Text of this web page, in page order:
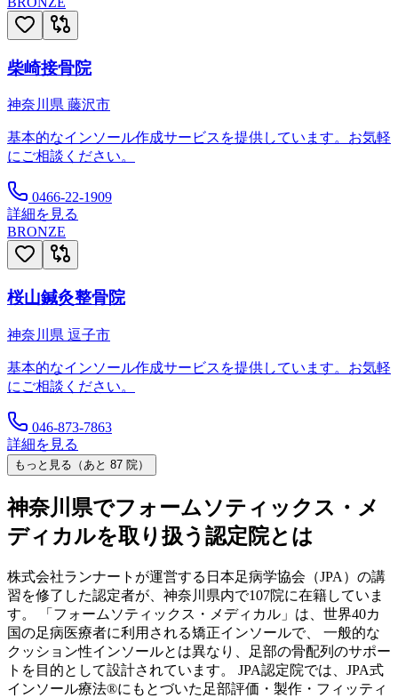
柴崎接骨院
神奈川県 藤沢市
基本的なインソール作成サービスを提供しています。お気軽
にご相談ください。
0466-22-1909
詳細を見る
BRONZE
桜山鍼灸整骨院
神奈川県 逗子市
基本的なインソール作成サービスを提供しています。お気軽
にご相談ください。
046-873-7863
詳細を見る
もっと見る（あと 87 院）
神奈川県でフォームソティックス・メ
ディカルを取り扱う認定院とは
株式会社ランナートが運営する日本足病学協会（JPA）の講
習を修了した認定者が、 神奈川県内で107院に在籍していま
す。 「フォームソティックス・メディカル」は、世界40カ
国の足病医療者に利用される矯正インソールで、 一般的な
クッション性インソールとは異なり、足部の骨配列のサポー
トを目的として設計されています。 JPA認定院では、JPA式
インソール療法®にもとづいた足部評価・製作・フィッティ